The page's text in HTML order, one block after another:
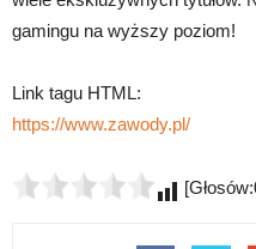
gamingu na wyższy poziom!
Link tagu HTML:
https://www.zawody.pl/